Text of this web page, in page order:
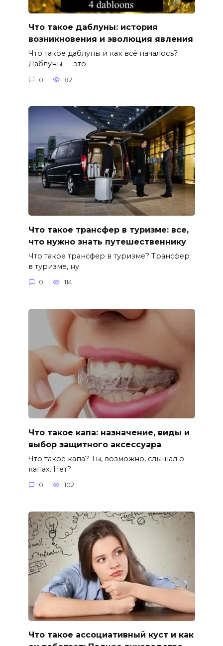
Что такое даблуны: история
возникновения и эволюция явления
Что такое даблуны и как всё началось?
Даблуны — это
0 82
Что такое трансфер в туризме: все,
что нужно знать путешественнику
Что такое трансфер в туризме? Трансфер
в туризме, ну
0 114
Что такое капа: назначение, виды и
выбор защитного аксессуара
Что такое капа? Ты, возможно, слышал о
капах. Нет?
0 102
Что такое ассоциативный куст и как